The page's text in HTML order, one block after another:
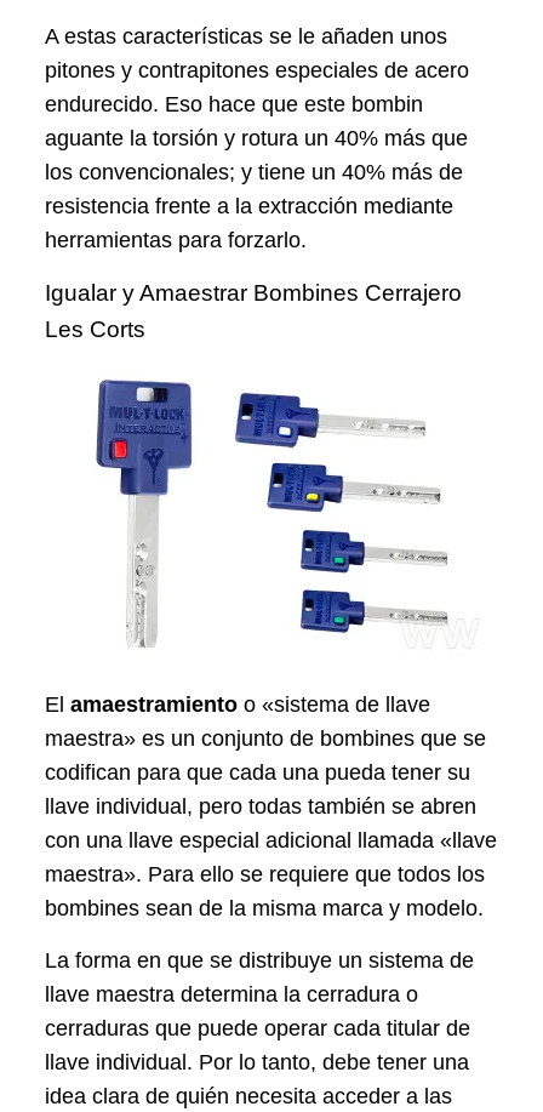
A estas características se le añaden unos
pitones y contrapitones especiales de acero
endurecido. Eso hace que este bombin
aguante la torsión y rotura un 40% más que
los convencionales; y tiene un 40% más de
resistencia frente a la extracción mediante
herramientas para forzarlo.
Igualar y Amaestrar Bombines Cerrajero
Les Corts
Elamaestramiento o «sistema de llave
maestra» es un conjunto de bombines que se
codifican para que cada una pueda tener su
llave individual, pero todas también se abren
con una llave especial adicional llamada «llave
maestra». Para ello se requiere que todos los
bombines sean de la misma marca y modelo.
La forma en que se distribuye un sistema de
llave maestra determina la cerradura o
cerraduras que puede operar cada titular de
llave individual. Por lo tanto, debe tener una
idea clara de quién necesita acceder a las